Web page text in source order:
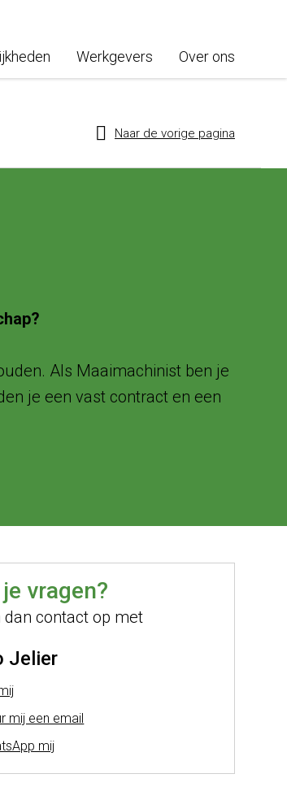
Werkgevers Over ons
Naar de vorige pagina
Als Maaimachinist ben je
je een vast contract en een
vragen?
dan contact op met
Jelier
mij een email
mij